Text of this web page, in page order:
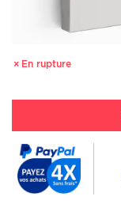
En rupture